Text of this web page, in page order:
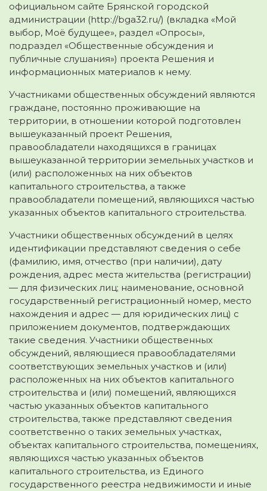
официальном сайте Брянской городской
администрации (http://bga32.ru/) (вкладка «Мой
выбор, Моё будущее», раздел «Опросы»,
подраздел «Общественные обсуждения и
публичные слушания») проекта Решения и
информационных материалов к нему.
Участниками общественных обсуждений являются
граждане, постоянно проживающие на
территории, в отношении которой подготовлен
вышеуказанный проект Решения,
правообладатели находящихся в границах
вышеуказанной территории земельных участков и
(или) расположенных на них объектов
капитального строительства, а также
правообладатели помещений, являющихся частью
указанных объектов капитального строительства.
Участники общественных обсуждений в целях
идентификации представляют сведения о себе
(фамилию, имя, отчество (при наличии), дату
рождения, адрес места жительства (регистрации)
— для физических лиц; наименование, основной
государственный регистрационный номер, место
нахождения и адрес — для юридических лиц) с
приложением документов, подтверждающих
такие сведения. Участники общественных
обсуждений, являющиеся правообладателями
соответствующих земельных участков и (или)
расположенных на них объектов капитального
строительства и (или) помещений, являющихся
частью указанных объектов капитального
строительства, также представляют сведения
соответственно о таких земельных участках,
объектах капитального строительства, помещениях,
являющихся частью указанных объектов
капитального строительства, из Единого
государственного реестра недвижимости и иные